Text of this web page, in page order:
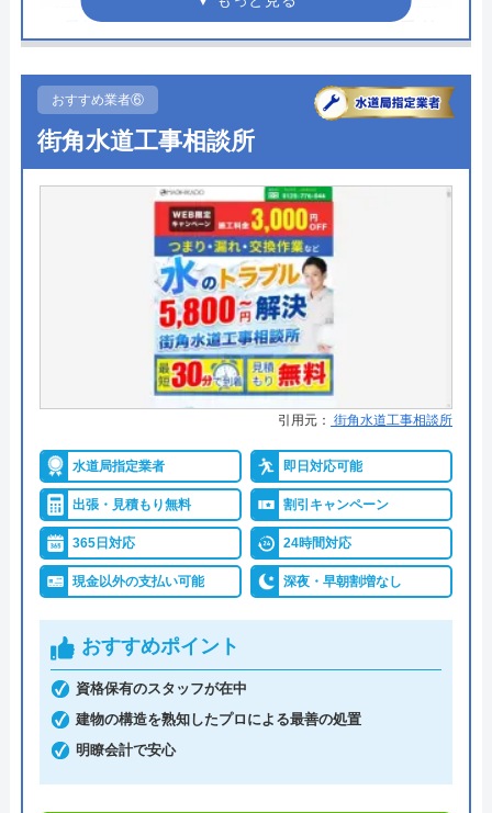
訳あって、水が出ないと言われていた庭の散
水栓。蛇口は回りすらせず。こちらに修理を
お願いしたところ、"蛇口回すだけでもお金
がかかるし、水が出ないのは中が錆びている
せいかもしれないから、まずは自分で""ああ
やったり、こうやったり""してみては"と,電
話でアドバイスを頂き。 ダメもとで、5分ほ
ど、自分で"ああやったり、こうやったり"し
てみたら、なんと、水が出ました。 かなり
の出費を覚悟していたのですが、非常に助か
りました。大感謝です。ありがとうございま
Googleクチコミを見る
●受付時間
営業時間 8:00～21:00電話受付
●定休日
●累計実績 ―
●保証・保険 ―
詳細は公式HPでご確認ください
LEI合同会社がおすすめの理由
「LEI合同会社」は川崎市を中心に急な水まわりトラ
ブルを対応している水道業者です。川崎市内であれ
ば当日中に駆けつけ、修理状況によっては当日完了
営業時間は8:00～21:00まで、電話受付は8:00～
23:00です。ただし、こちらの会社はLINEでの問い
合わせが可能で、LINEでの問い合わせの場合、定休
日問わず24時間できます。
主なサービス内容は、トイレ、台所、お風呂場のつ
まりや水漏れ修理ですが、漏水調査も行っており、
「水道料金が増えている」「どこからか水が流れる
音がする」などのトラブル解決にも最適です。
おすすめ業者⑥
街角水道工事相談所
引用元： 街角水道工事相談所
水道局指定業者 即日対応可能
出張・見積もり無料 割引キャンペーン
365日対応 24時間対応
現金以外の支払い可能 深夜・早朝割増なし
おすすめポイント
資格保有のスタッフが在中
建物の構造を熟知したプロによる最善の処置
明瞭会計で安心